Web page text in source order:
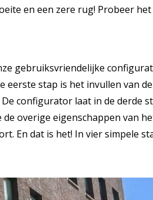
en een zere rug! Probeer
gebruiksvriendelijke
stap is het invullen van
configurator laat in de derde
overige eigenschappen van
En dat is het! In vier simpele